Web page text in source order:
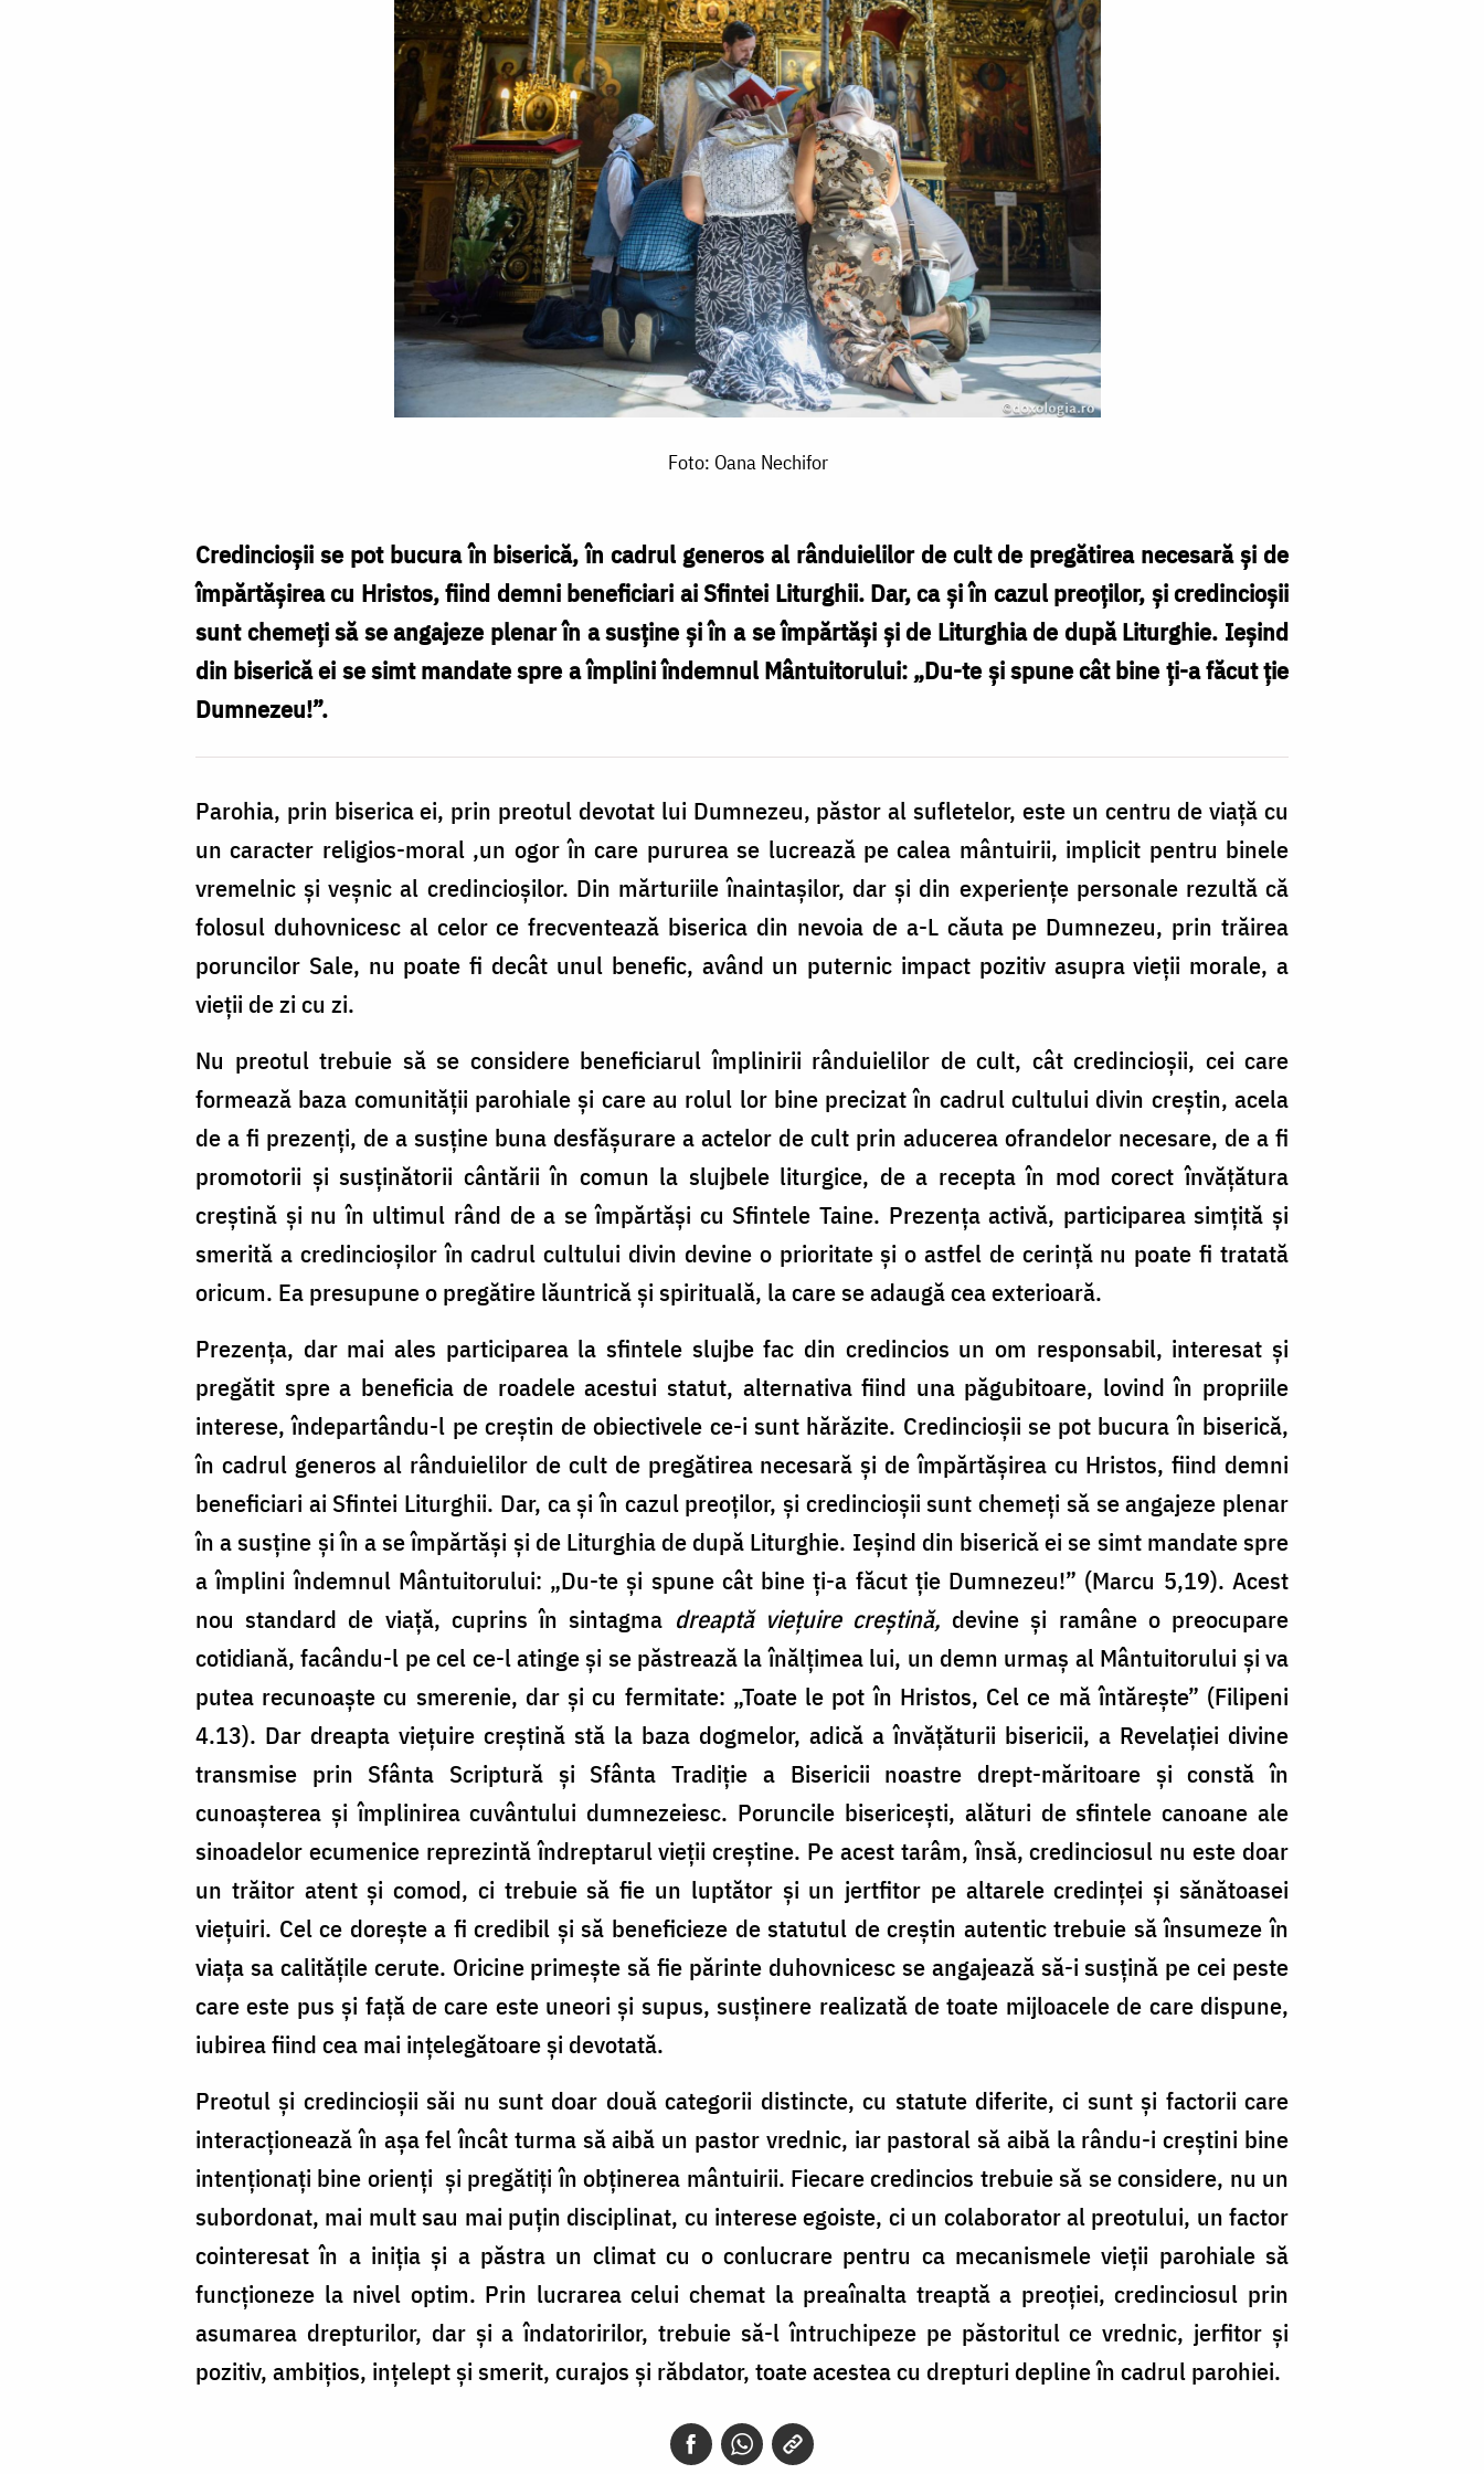
Foto: Oana Nechifor
Credincioşii se pot bucura în biserică, în cadrul generos al rânduielilor de cult de pregătirea necesară şi de
împărtăşirea cu Hristos, fiind demni beneficiari ai Sfintei Liturghii. Dar, ca şi în cazul preoţilor, şi credincioşii
sunt chemeţi să se angajeze plenar în a susţine şi în a se împărtăşi şi de Liturghia de după Liturghie. Ieşind
din biserică ei se simt mandate spre a împlini îndemnul Mântuitorului: „Du-te şi spune cât bine ţi-a făcut ţie
Dumnezeu!”.
Parohia, prin biserica ei, prin preotul devotat lui Dumnezeu, păstor al sufletelor, este un centru de viaţă cu
un caracter religios-moral ,un ogor în care pururea se lucrează pe calea mântuirii, implicit pentru binele
vremelnic şi veşnic al credincioşilor. Din mărturiile înaintaşilor, dar şi din experienţe personale rezultă că
folosul duhovnicesc al celor ce frecventează biserica din nevoia de a-L căuta pe Dumnezeu, prin trăirea
poruncilor Sale, nu poate fi decât unul benefic, având un puternic impact pozitiv asupra vieţii morale, a
vieţii de zi cu zi.
Nu preotul trebuie să se considere beneficiarul împlinirii rânduielilor de cult, cât credincioşii, cei care
formează baza comunităţii parohiale şi care au rolul lor bine precizat în cadrul cultului divin creştin, acela
de a fi prezenţi, de a susţine buna desfăşurare a actelor de cult prin aducerea ofrandelor necesare, de a fi
promotorii şi susţinătorii cântării în comun la slujbele liturgice, de a recepta în mod corect învăţătura
creştină şi nu în ultimul rând de a se împărtăşi cu Sfintele Taine. Prezenţa activă, participarea simţită şi
smerită a credincioşilor în cadrul cultului divin devine o prioritate şi o astfel de cerinţă nu poate fi tratată
oricum. Ea presupune o pregătire lăuntrică şi spirituală, la care se adaugă cea exterioară.
Prezenţa, dar mai ales participarea la sfintele slujbe fac din credincios un om responsabil, interesat şi
pregătit spre a beneficia de roadele acestui statut, alternativa fiind una păgubitoare, lovind în propriile
interese, îndepartându-l pe creştin de obiectivele ce-i sunt hărăzite. Credincioşii se pot bucura în biserică,
în cadrul generos al rânduielilor de cult de pregătirea necesară şi de împărtăşirea cu Hristos, fiind demni
beneficiari ai Sfintei Liturghii. Dar, ca şi în cazul preoţilor, şi credincioşii sunt chemeţi să se angajeze plenar
în a susţine şi în a se împărtăşi şi de Liturghia de după Liturghie. Ieşind din biserică ei se simt mandate spre
a împlini îndemnul Mântuitorului: „Du-te şi spune cât bine ţi-a făcut ţie Dumnezeu!” (Marcu 5,19). Acest
nou standard de viaţă, cuprins în sintagma dreaptă vieţuire creştină, devine și ramâne o preocupare
cotidiană, facându-l pe cel ce-l atinge şi se păstrează la înălţimea lui, un demn urmaş al Mântuitorului și va
putea recunoaşte cu smerenie, dar şi cu fermitate: „Toate le pot în Hristos, Cel ce mă întăreşte” (Filipeni
4.13). Dar dreapta vieţuire creştină stă la baza dogmelor, adică a învăţăturii bisericii, a Revelaţiei divine
transmise prin Sfânta Scriptură și Sfânta Tradiţie a Bisericii noastre drept-măritoare şi constă în
cunoaşterea şi împlinirea cuvântului dumnezeiesc. Poruncile bisericeşti, alături de sfintele canoane ale
sinoadelor ecumenice reprezintă îndreptarul vieţii creştine. Pe acest tarâm, însă, credinciosul nu este doar
un trăitor atent şi comod, ci trebuie să fie un luptător şi un jertfitor pe altarele credinţei şi sănătoasei
vieţuiri. Cel ce doreşte a fi credibil şi să beneficieze de statutul de creştin autentic trebuie să însumeze în
viaţa sa calităţile cerute. Oricine primeşte să fie părinte duhovnicesc se angajează să-i susțină pe cei peste
care este pus şi faţă de care este uneori şi supus, susţinere realizată de toate mijloacele de care dispune,
iubirea fiind cea mai inţelegătoare şi devotată.
Preotul şi credincioşii săi nu sunt doar două categorii distincte, cu statute diferite, ci sunt și factorii care
interacţionează în aşa fel încât turma să aibă un pastor vrednic, iar pastoral să aibă la rându-i creştini bine
intenţionaţi bine orienţi şi pregătiţi în obţinerea mântuirii. Fiecare credincios trebuie să se considere, nu un
subordonat, mai mult sau mai puțin disciplinat, cu interese egoiste, ci un colaborator al preotului, un factor
cointeresat în a iniţia şi a păstra un climat cu o conlucrare pentru ca mecanismele vieţii parohiale să
funcţioneze la nivel optim. Prin lucrarea celui chemat la preaînalta treaptă a preoţiei, credinciosul prin
asumarea drepturilor, dar şi a îndatoririlor, trebuie să-l întruchipeze pe păstoritul ce vrednic, jerfitor şi
pozitiv, ambiţios, inţelept şi smerit, curajos şi răbdator, toate acestea cu drepturi depline în cadrul parohiei.